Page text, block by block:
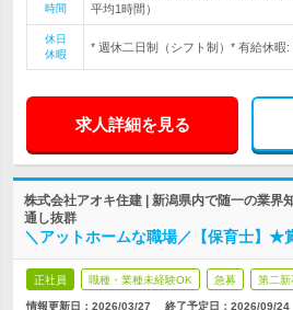
時間
平均1時間）
休日
休暇
* 週休二日制（シフト制）* 有給休暇
求人詳細を見る
株式会社アオキ住建 | 新潟県内で随一の業界
通し抜群
＼アットホームな職場／【保育士】★
正社員 職種・業種未経験OK 急募 第二新
情報更新日：2026/03/27 終了予定日： 2026/09/24